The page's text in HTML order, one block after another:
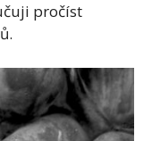
pročíst